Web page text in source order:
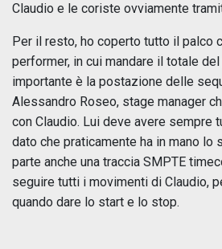
Claudio e le coriste ovviamente
Per il resto, ho coperto tutto il palco
performer, in cui mandare il totale
importante è la postazione delle
Alessandro Roseo, stage manager
con Claudio. Lui deve avere sempre
dato che praticamente ha in mano lo
parte anche una traccia SMPTE
seguire tutti i movimenti di Claudio,
quando dare lo start e lo stop.